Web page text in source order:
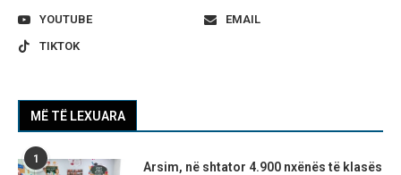
YOUTUBE
EMAIL
TIKTOK
MË TË LEXUARA
1
Arsim, në shtator 4.900 nxënës të klasës